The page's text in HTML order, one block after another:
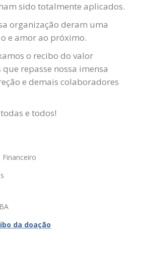
sido totalmente aplicados.
organização deram uma
e amor ao próximo.
o recibo do valor
repasse nossa imensa
e demais colaboradores
e todos!
da doação